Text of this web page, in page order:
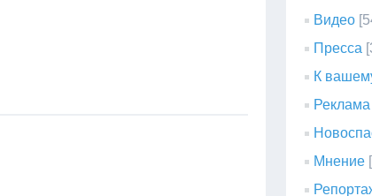
Видео
Пресса
К
Реклама
Мнение